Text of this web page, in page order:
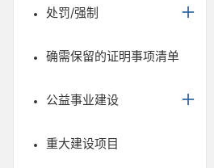
处罚/强制
确需保留的证明事项清单
公益事业建设
重大建设项目